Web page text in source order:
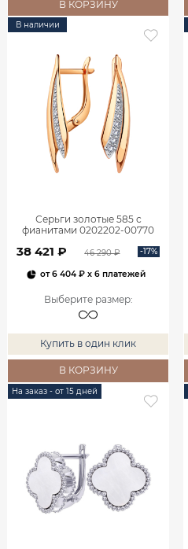
В КОРЗИНУ
В наличии
Серьги золотые 585 с
фианитами 0202202-00770
38 421 ₽ 46 290 ₽ -17%
от6 404 ₽ x 6 платежей
Выберите размер:
Купить в один клик
В КОРЗИНУ
На заказ - от 15 дней